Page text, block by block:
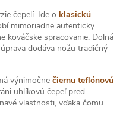
čepelí. Ide o klasickú
mimoriadne autenticky.
kováčske spracovanie. Dolná
dodáva nožu tradičný
výnimočne čiernu teflónovú
uhlíkovú čepeľ pred
vlastnosti, vďaka čomu